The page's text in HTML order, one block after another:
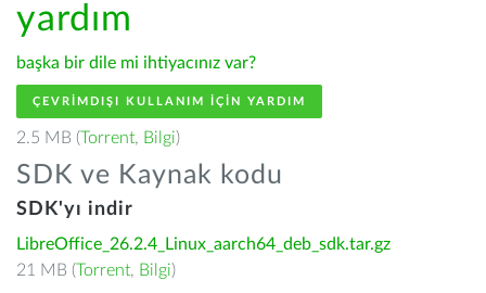
yardım
başka bir dile mi ihtiyacınız var?
ÇEVRIMDIŞI KULLANIM IÇIN YARDIM
2.5 MB (Torrent, Bilgi)
SDK ve Kaynak kodu
SDK'yı indir
LibreOffice_26.2.4_Linux_aarch64_deb_sdk.tar.gz
21 MB (Torrent, Bilgi)